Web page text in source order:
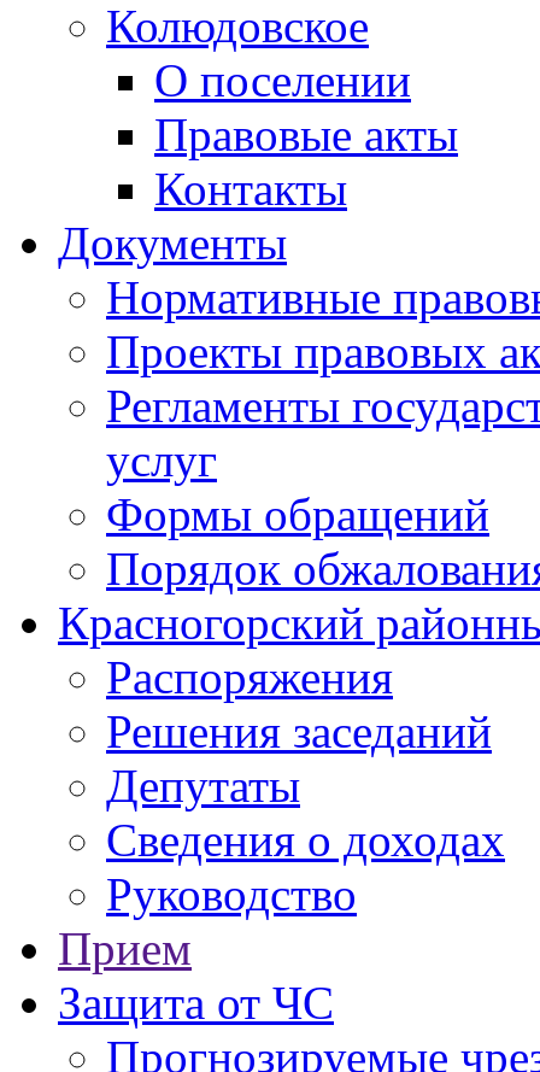
Колюдовское
О поселении
Правовые акты
Контакты
Документы
Нормативные
Проекты правовых
Регламенты
услуг
Формы обращений
Порядок
Красногорский
Распоряжения
Решения заседаний
Депутаты
Сведения о доходах
Руководство
Прием
Защита от ЧС
Прогнозируемые